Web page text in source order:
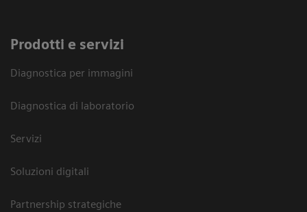
Prodotti e servizi
Diagnostica per immagini
Diagnostica di laboratorio
Servizi
Soluzioni digitali
Partnership strategiche